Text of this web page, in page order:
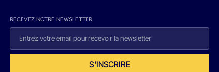
RECEVEZ NOTRE NEWSLETTER
S'INSCRIRE